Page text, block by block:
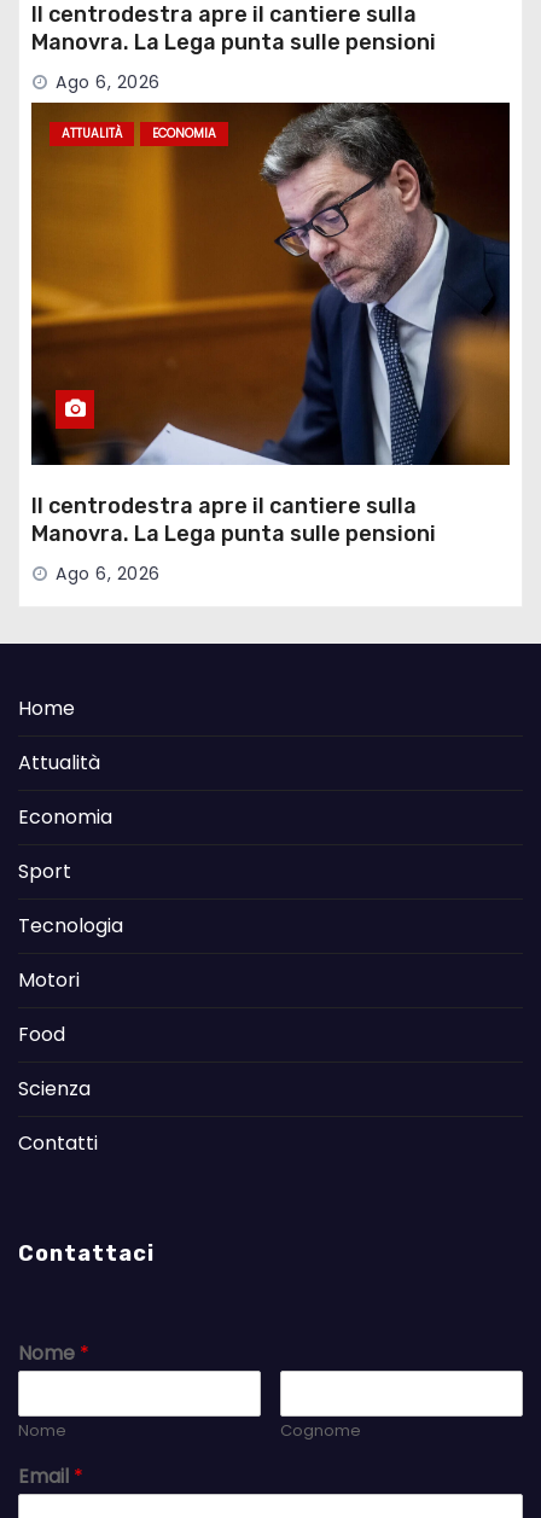
Il centrodestra apre il cantiere sulla
Manovra. La Lega punta sulle pensioni
Ago 6, 2026
ATTUALITÀ ECONOMIA
Il centrodestra apre il cantiere sulla
Manovra. La Lega punta sulle pensioni
Ago 6, 2026
Home
Attualità
Economia
Sport
Tecnologia
Motori
Food
Scienza
Contatti
Contattaci
Nome *
Nome Cognome
Email *